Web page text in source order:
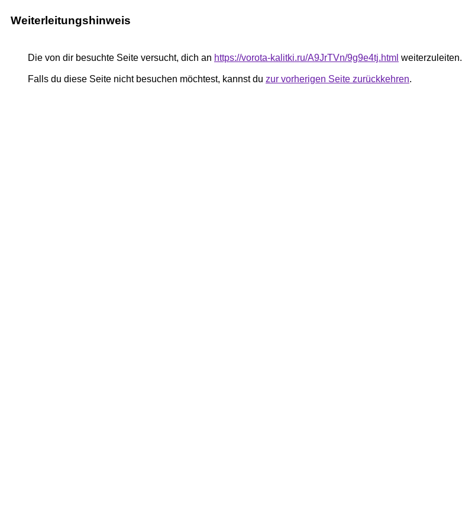
Weiterleitungshinweis
Die von dir besuchte Seite versucht, dich an https://vorota-kalitki.ru/A9JrTVn/9g9e4tj.html weiterzuleiten.
Falls du diese Seite nicht besuchen möchtest, kannst du zur vorherigen Seite zurückkehren.